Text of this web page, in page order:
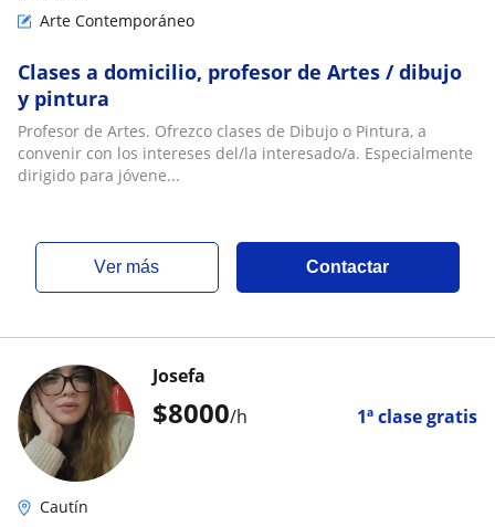
Arte Contemporáneo
Clases a domicilio, profesor de Artes / dibujo
y pintura
Profesor de Artes. Ofrezco clases de Dibujo o Pintura, a
convenir con los intereses del/la interesado/a. Especialmente
dirigido para jóvene...
ver más Contactar
$8000/h 1ª clase gratis
Josefa
Cautín